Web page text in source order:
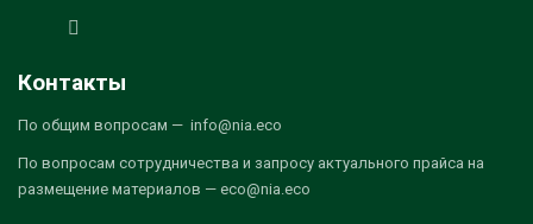
Контакты
По общим вопросам — info@nia.eco
По вопросам сотрудничества и запросу актуального прайса на
размещение материалов — eco@nia.eco